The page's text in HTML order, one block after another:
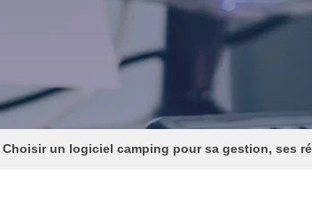
Choisir un logiciel camping pour sa gestion, ses